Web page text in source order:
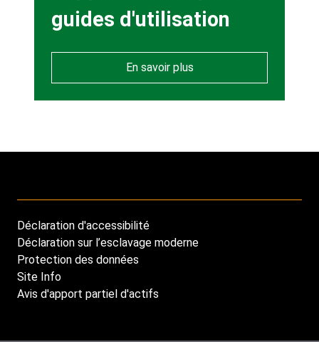
guides d'utilisation
En savoir plus
Footer
menu
Déclaration d'accessibilité
Déclaration sur l’esclavage moderne
Protection des données
Site Info
Avis d'apport partiel d'actifs